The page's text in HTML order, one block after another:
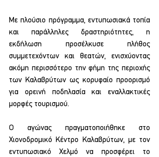
Με πλούσιο πρόγραμμα, εντυπωσιακά τοπία
και παράλληλες δραστηριότητες, η
εκδήλωση προσέλκυσε πλήθος
συμμετεχόντων και θεατών, ενισχύοντας
ακόμη περισσότερο την φήμη της περιοχής
των Καλαβρύτων ως κορυφαίο προορισμό
για ορεινή ποδηλασία και εναλλακτικές
μορφές τουρισμού.
Ο αγώνας πραγματοποιήθηκε στο
Χιονοδρομικό Κέντρο Καλαβρύτων, με τον
εντυπωσιακό Χελμό να προσφέρει το